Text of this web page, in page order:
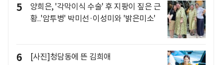
5
양희은, '각막이식 수술' 후 지팡이 짚은 근
황..'암투병' 박미선·이성미와 '밝은미소'
6 [사진]청담동에 뜬 김희애